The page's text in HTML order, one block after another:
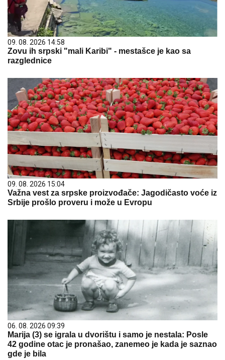
09. 08. 2026 14:58
Zovu ih srpski "mali Karibi" - mestašce je kao sa
razglednice
09. 08. 2026 15:04
Važna vest za srpske proizvođače: Jagodičasto voće iz
Srbije prošlo proveru i može u Evropu
06. 08. 2026 09:39
Marija (3) se igrala u dvorištu i samo je nestala: Posle
42 godine otac je pronašao, zanemeo je kada je saznao
gde je bila